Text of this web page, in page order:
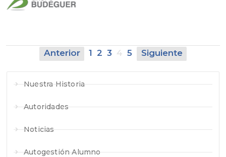
Anterior 1 2 3 4 5 Siguiente
Nuestra Historia
Autoridades
Noticias
Autogestión Alumno